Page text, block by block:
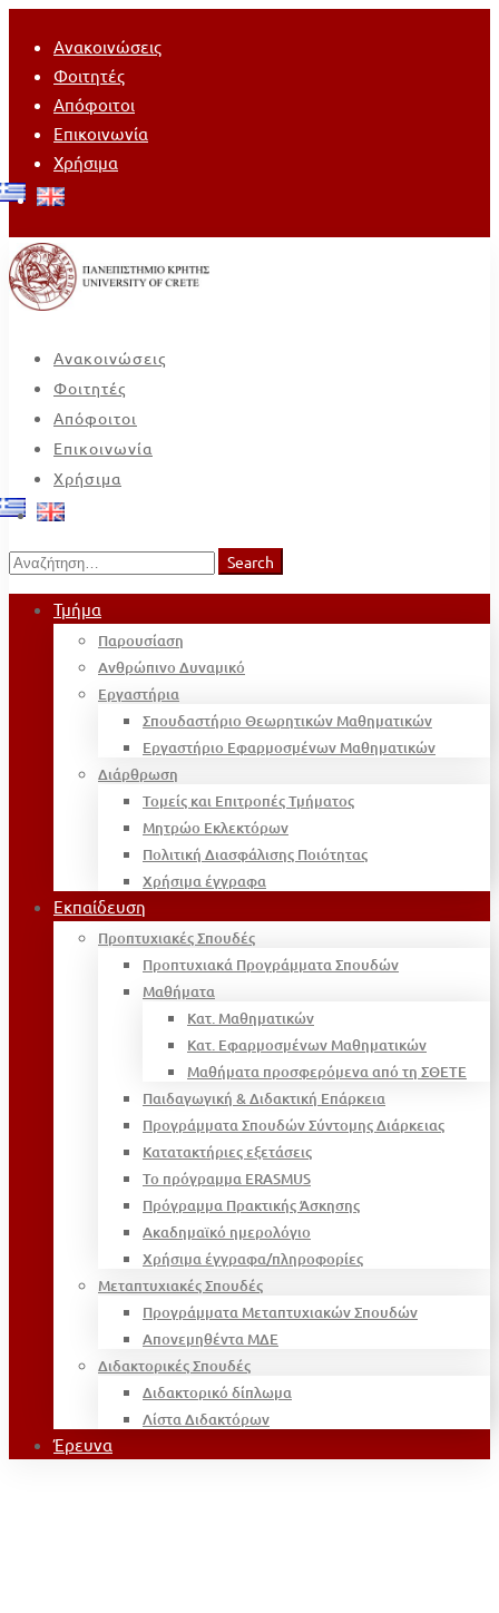
Ανακοινώσεις
Φοιτητές
Απόφοιτοι
Επικοινωνία
Χρήσιμα
Ανακοινώσεις
Φοιτητές
Απόφοιτοι
Επικοινωνία
Χρήσιμα
Search
for:
Search
Τμήμα
Παρουσίαση
Ανθρώπινο Δυναμικό
Εργαστήρια
Σπουδαστήριο Θεωρητικών Μαθηματικών
Εργαστήριο Εφαρμοσμένων Μαθηματικών
Διάρθρωση
Τομείς και Επιτροπές Τμήματος
Μητρώο Εκλεκτόρων
Πολιτική Διασφάλισης Ποιότητας
Χρήσιμα έγγραφα
Εκπαίδευση
Προπτυχιακές Σπουδές
Προπτυχιακά Προγράμματα Σπουδών
Μαθήματα
Κατ. Μαθηματικών
Κατ. Εφαρμοσμένων Μαθηματικών
Μαθήματα προσφερόμενα από τη ΣΘΕΤΕ
Παιδαγωγική & Διδακτική Επάρκεια
Προγράμματα Σπουδών Σύντομης Διάρκειας
Κατατακτήριες εξετάσεις
Το πρόγραμμα ERASMUS
Πρόγραμμα Πρακτικής Άσκησης
Ακαδημαϊκό ημερολόγιο
Χρήσιμα έγγραφα/πληροφορίες
Μεταπτυχιακές Σπουδές
Προγράμματα Μεταπτυχιακών Σπουδών
Απονεμηθέντα ΜΔΕ
Διδακτορικές Σπουδές
Διδακτορικό δίπλωμα
Λίστα Διδακτόρων
Έρευνα